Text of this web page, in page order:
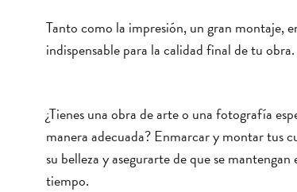
Tanto como la impresión, un gran montaje,
indispensable para la calidad final de tu obra.
¿Tienes una obra de arte o una fotografía
manera adecuada? Enmarcar y montar tus
su belleza y asegurarte de que se
tiempo.